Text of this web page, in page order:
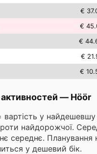
€
€
€
€
€
— Höör
вартість у
найдорожчої.
середнє. Планування
у дешевий бік.